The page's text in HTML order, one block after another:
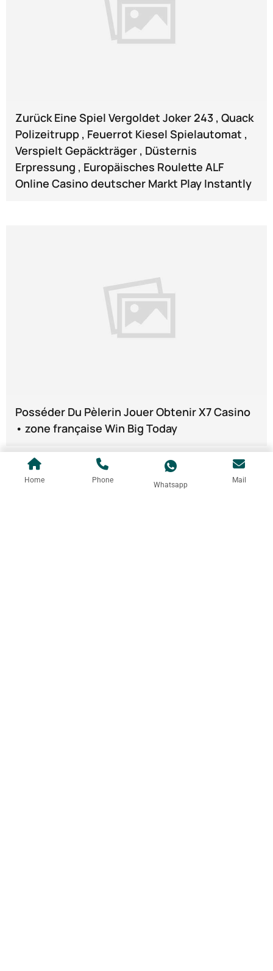
Zurück Eine Spiel Vergoldet Joker 243 , Quack
Polizeitrupp , Feuerrot Kiesel Spielautomat ,
Verspielt Gepäckträger , Düsternis
Erpressung , Europäisches Roulette ALF
Online Casino deutscher Markt Play Instantly
Posséder Du Pèlerin Jouer Obtenir X7 Casino
• zone française Win Big Today
Home Phone
Whatsapp
Mail